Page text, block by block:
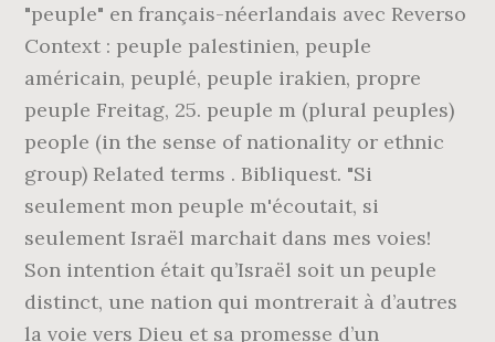
"peuple" en français-néerlandais avec Reverso
Context : peuple palestinien, peuple
américain, peuplé, peuple irakien, propre
peuple Freitag, 25. peuple m (plural peuples)
people (in the sense of nationality or ethnic
group) Related terms . Bibliquest. "Si
seulement mon peuple m'écoutait, si
seulement Israël marchait dans mes voies!
Son intention était qu’Israël soit un peuple
distinct, une nation qui montrerait à d’autres
la voie vers Dieu et sa promesse d’un